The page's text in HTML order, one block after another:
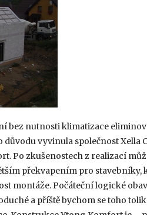
bez nutnosti klimatizace
důvodu vyvinula společnost
Po zkušenostech z realizací
překvapením pro
montáže. Počáteční logické
a příště bychom se toho